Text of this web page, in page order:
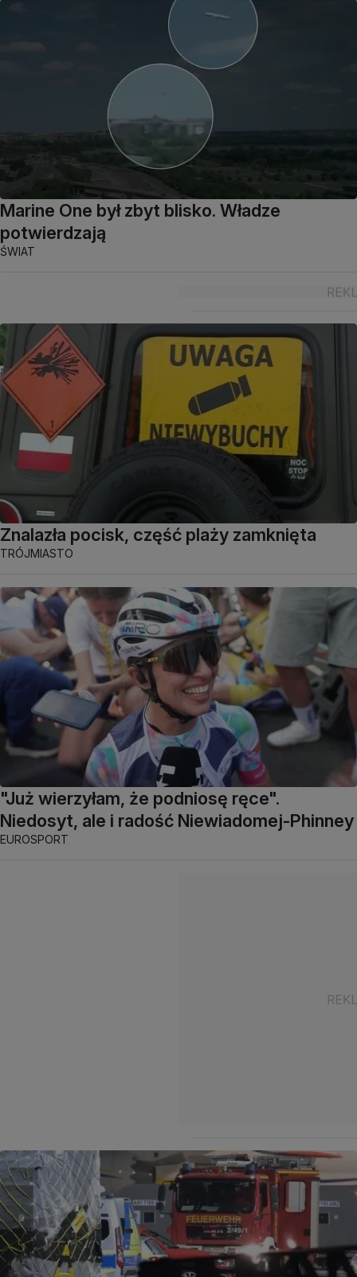
Marine One był zbyt blisko. Władze
potwierdzają
ŚWIAT
Znalazła pocisk, część plaży zamknięta
TRÓJMIASTO
"Już wierzyłam, że podniosę ręce".
Niedosyt, ale i radość Niewiadomej-Phinney
EUROSPORT